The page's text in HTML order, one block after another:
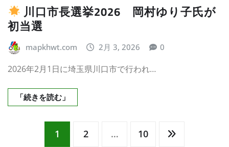
川口市長選挙2026 岡村ゆり子氏が
初当選
mapkhwt.com 2月 3, 2026 0
2026年2月1日に埼玉県川口市で行われ…
「続きを読む」
1 2 … 10